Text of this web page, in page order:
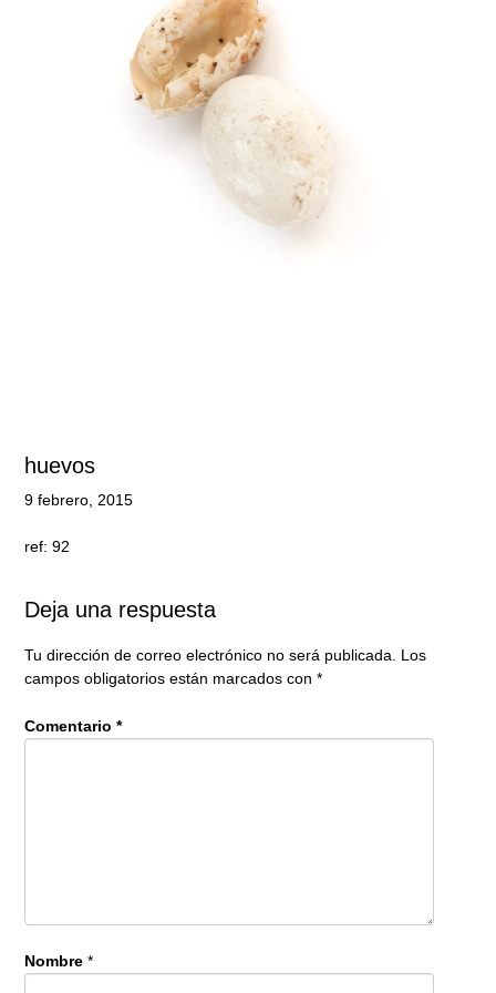
huevos
9 febrero, 2015
ref: 92
Deja una respuesta
Tu dirección de correo electrónico no será publicada.
Los
campos obligatorios están marcados con *
Comentario *
Nombre *